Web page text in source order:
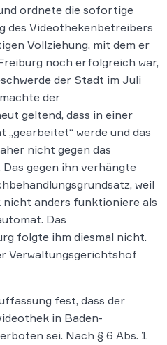
ordnete die sofortige
des Videothekenbetreibers
Vollziehung, mit dem er
noch erfolgreich war,
der Stadt im Juli
der
geltend, dass in einer
werde und das
nicht gegen das
gegen ihn verhängte
weil
anders funktioniere als
Das
folgte ihm diesmal nicht.
Verwaltungsgerichtshof
fest, dass der
in Baden-
sei. Nach § 6 Abs. 1